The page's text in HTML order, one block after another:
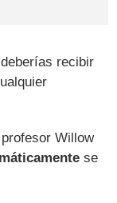
deberías recibir
Willow
se